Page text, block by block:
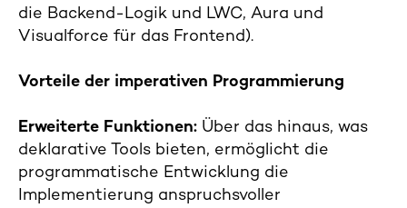
die Backend-Logik und LWC, Aura und
Visualforce für das Frontend).
Vorteile der imperativen Programmierung
Erweiterte Funktionen: Über das hinaus, was
deklarative Tools bieten, ermöglicht die
programmatische Entwicklung die
Implementierung anspruchsvoller